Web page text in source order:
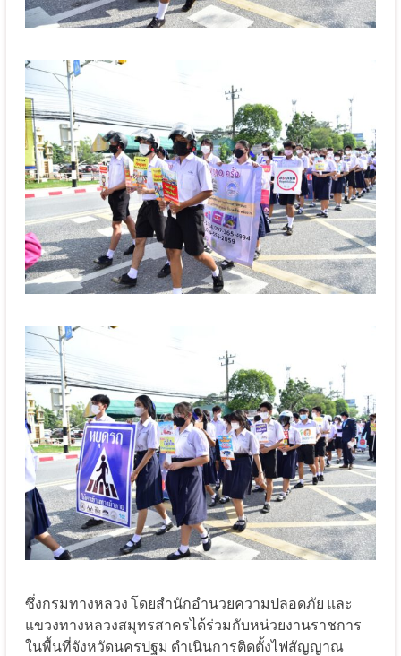
ซึ่งกรมทางหลวง โดยสำนักอำนวยความปลอดภัย และ
แขวงทางหลวงสมุทรสาครได้ร่วมกับหน่วยงานราชการ
ในพื้นที่จังหวัดนครปฐม ดำเนินการติดตั้งไฟสัญญาณ